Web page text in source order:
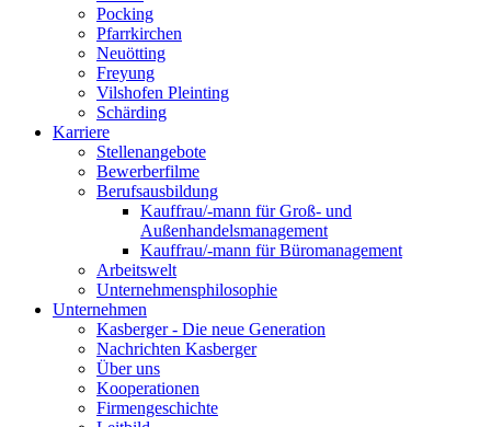
Pocking
Pfarrkirchen
Neuötting
Freyung
Vilshofen Pleinting
Schärding
Karriere
Stellenangebote
Bewerberfilme
Berufsausbildung
Kauffrau/-mann für Groß- und
Außenhandelsmanagement
Kauffrau/-mann für Büromanagement
Arbeitswelt
Unternehmensphilosophie
Unternehmen
Kasberger - Die neue Generation
Nachrichten Kasberger
Über uns
Kooperationen
Firmengeschichte